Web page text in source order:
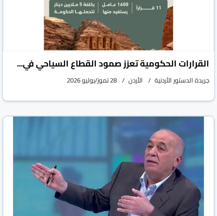
القرارات الحكومية تعزز صمود القطاع السياحي في...
جريدة الدستور الأردنية الأردن 28 تموز/يوليو 2026